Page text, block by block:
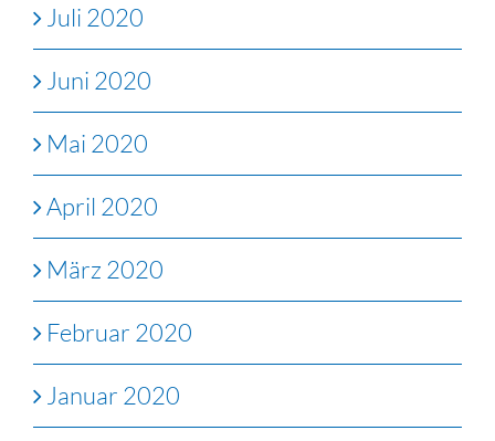
Juli 2020
Juni 2020
Mai 2020
April 2020
März 2020
Februar 2020
Januar 2020